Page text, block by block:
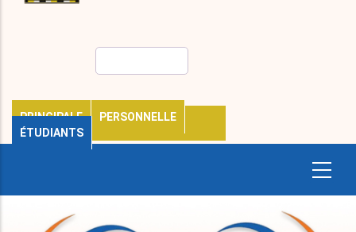
PRINCIPALE
PERSONNELLE
ÉTUDIANTS